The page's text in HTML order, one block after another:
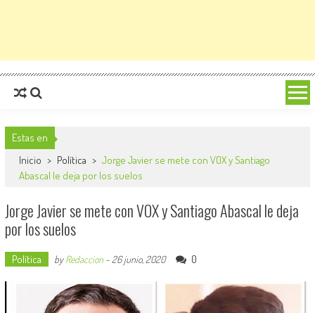
Estas en
Inicio > Política > Jorge Javier se mete con VOX y Santiago
Abascal le deja por los suelos
Jorge Javier se mete con VOX y Santiago Abascal le deja
por los suelos
Política byRedaccion- 26 junio, 2020 0